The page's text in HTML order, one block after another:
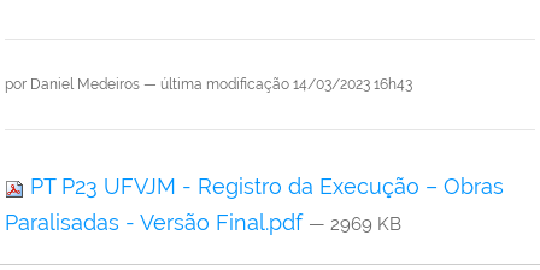
por Daniel Medeiros — última modificação 14/03/2023 16h43
PT P23 UFVJM - Registro da Execução – Obras
Paralisadas - Versão Final.pdf — 2969 KB